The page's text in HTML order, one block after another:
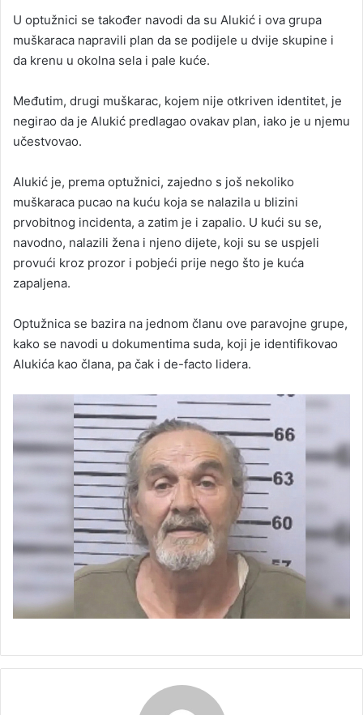
U optužnici se također navodi da su Alukić i ova grupa
muškaraca napravili plan da se podijele u dvije skupine i
da krenu u okolna sela i pale kuće.
Međutim, drugi muškarac, kojem nije otkriven identitet, je
negirao da je Alukić predlagao ovakav plan, iako je u njemu
učestvovao.
Alukić je, prema optužnici, zajedno s još nekoliko
muškaraca pucao na kuću koja se nalazila u blizini
prvobitnog incidenta, a zatim je i zapalio. U kući su se,
navodno, nalazili žena i njeno dijete, koji su se uspjeli
provući kroz prozor i pobjeći prije nego što je kuća
zapaljena.
Optužnica se bazira na jednom članu ove paravojne grupe,
kako se navodi u dokumentima suda, koji je identifikovao
Alukića kao člana, pa čak i de-facto lidera.